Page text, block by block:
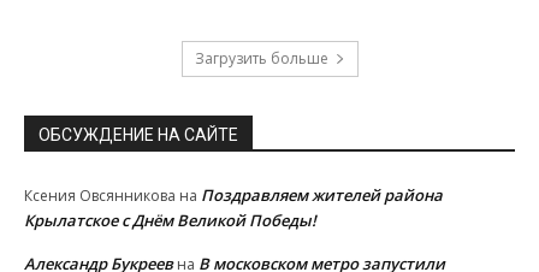
Загрузить больше
ОБСУЖДЕНИЕ НА САЙТЕ
Ксения Овсянникова на Поздравляем жителей района
Крылатское с Днём Великой Победы!
Александр Букреевна В московском метро запустили